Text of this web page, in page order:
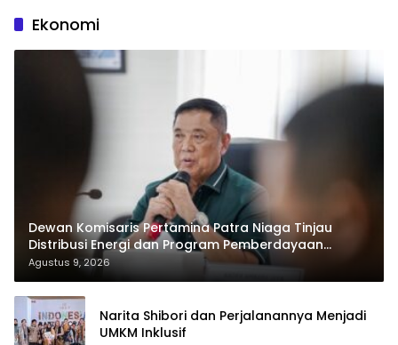
Ekonomi
Dewan Komisaris Pertamina Patra Niaga Tinjau
Distribusi Energi dan Program Pemberdayaan
Masyarakat di Kepri
Agustus 9, 2026
Narita Shibori dan Perjalanannya Menjadi
UMKM Inklusif